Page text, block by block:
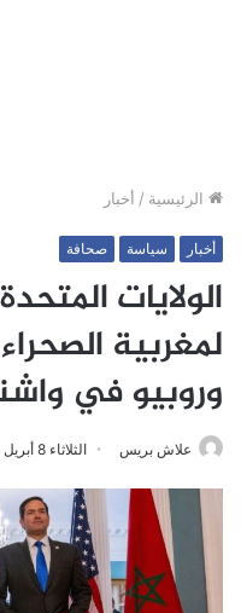
الرئيسية / أخبار
أخبار سياسة صحافة
الولايات
لمغربية
وروبيو في
علاش بريس الثلاثاء 8 أبريل 2025